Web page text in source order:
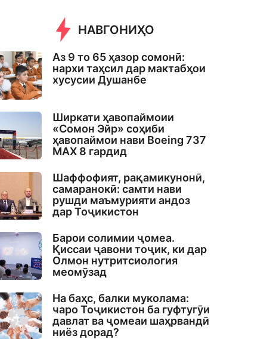
НАВГОНИҲО
Аз 9 то 65 ҳазор сомонӣ:
нархи таҳсил дар мактабҳои
хусусии Душанбе
Ширкати ҳавопаймоии
«Сомон Эйр» соҳиби
ҳавопаймои нави Boeing 737
MAX 8 гардид
Шаффофият, рақамикунонӣ,
самаранокӣ: самти нави
рушди маъмурияти андоз
дар Тоҷикистон
Барои солимии ҷомеа.
Қиссаи ҷавони тоҷик, ки дар
Олмон нутритсиология
меомӯзад
На баҳс, балки муколама:
чаро Тоҷикистон ба гуфтугӯи
давлат ва ҷомеаи шаҳрвандӣ
ниёз дорад?